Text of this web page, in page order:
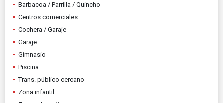
Barbacoa / Parrilla / Quincho
Centros comerciales
Cochera / Garaje
Garaje
Gimnasio
Piscina
Trans. público cercano
Zona infantil